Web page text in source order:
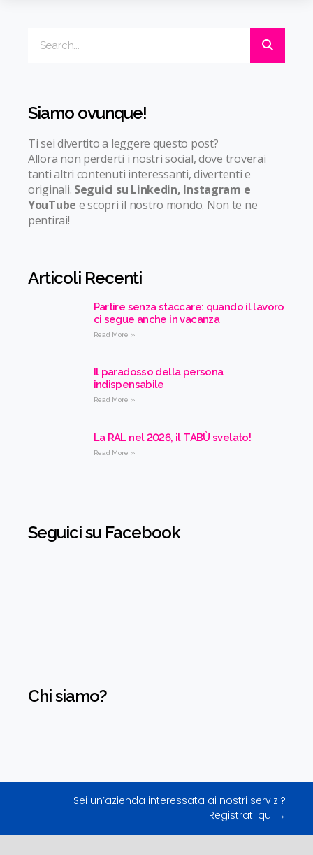
Siamo ovunque!
Ti sei divertito a leggere questo post?
Allora non perderti i nostri social, dove troverai
tanti altri contenuti interessanti, divertenti e
originali. Seguici su Linkedin, Instagram e
YouTube e scopri il nostro mondo. Non te ne
pentirai!
Articoli Recenti
Partire senza staccare: quando il lavoro
ci segue anche in vacanza
Read More »
Il paradosso della persona
indispensabile
Read More »
La RAL nel 2026, il TABÙ svelato!
Read More »
Seguici su Facebook
Chi siamo?
Sei un’azienda interessata ai nostri servizi?
Registrati qui →